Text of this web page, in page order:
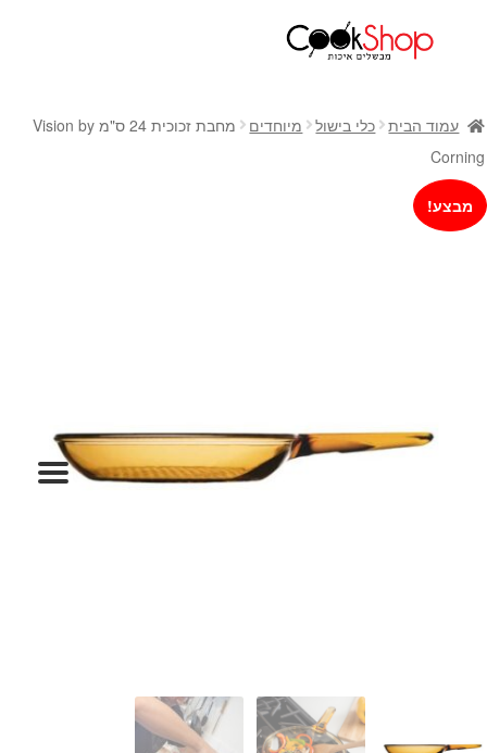
חנות
כלי בישול
סירים
מחבתות
כלי הגשה ואירוח
גיפט קארד
עמוד הבית כלי בישול מיוחדים
מחבת זכוכית 24 ס"מ Vision by
Corning
מבצע!